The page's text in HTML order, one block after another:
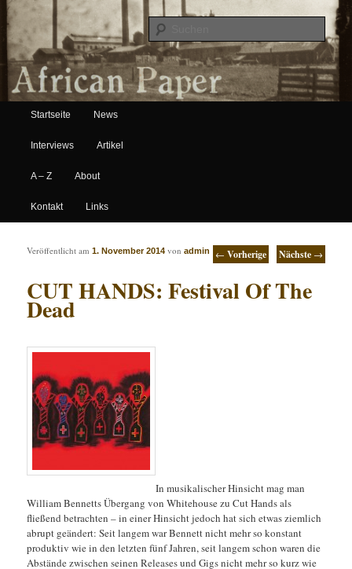
African Paper
Hauptmenü
Zum Inhalt wechseln
Zum sekundären Inhalt wechseln
Startseite News
Interviews Artikel
A – Z About
Kontakt Links
Artikelnavigation ← Vorherige Nächste →
CUT HANDS: Festival Of The
Dead
Veröffentlicht am1. November 2014 vonadmin
In musikalischer Hinsicht mag man
William Bennetts Übergang von Whitehouse zu Cut Hands als
fließend betrachten – in einer Hinsicht jedoch hat sich etwas ziemlich
abrupt geändert: Seit langem war Bennett nicht mehr so konstant
produktiv wie in den letzten fünf Jahren, seit langem schon waren die
Abstände zwischen seinen Releases und Gigs nicht mehr so kurz wie